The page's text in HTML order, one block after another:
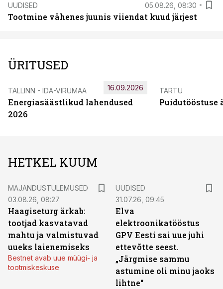
UUDISED 05.08.26, 08:30
Tootmine vähenes juunis viiendat kuud järjest
ÜRITUSED
TALLINN - IDA-VIRUMAA
Energiasäästlikud lahendused
2026
16.09.2026 TARTU
Puidutööstuse
HETKEL KUUM
MAJANDUSTULEMUSED
03.08.26, 08:27
Haagiseturg ärkab:
tootjad kasvatavad
mahtu ja valmistuvad
uueks laienemiseks
Bestnet avab uue müügi- ja
tootmiskeskuse
UUDISED
31.07.26, 09:45
Elva
elektroonikatööstus
GPV Eesti sai uue juhi
ettevõtte seest.
„Järgmise sammu
astumine oli minu jaoks
lihtne“